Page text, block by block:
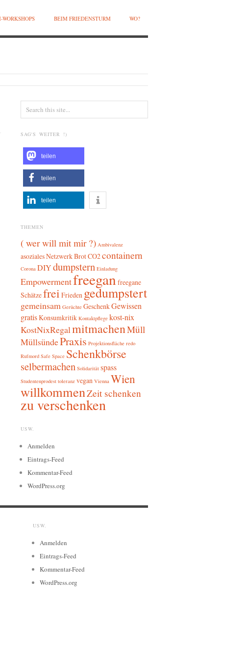
BEIM FRIEDENSTURM WO?
SAG'S WEITER !)
teilen
teilen
teilen
THEMEN
( wer will mit mir ?) Ambivalenz
asoziales NetzwerkBrotCO2containern
Corona DIYdumpstern Einladung
Empowermentfreegan freegane
Schätzefrei Frieden gedumpstert
gemeinsam Gerüchte GeschenkGewissen
gratisKonsumkritik Kontaktpflege kost-nix
KostNixRegalmitmachenMüll
MüllsündePraxis Projektionsfläche redo
Rufmord Safe Space Schenkbörse
selbermachen Solidarität spass
Studentenprodest toleranz vegan Vienna Wien
willkommenZeit schenken
zu verschenken
USW.
Anmelden
Eintrags-Feed
Kommentar-Feed
WordPress.org
USW.
Anmelden
Eintrags-Feed
Kommentar-Feed
WordPress.org